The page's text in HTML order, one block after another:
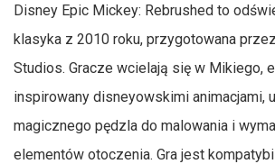
Disney Epic Mickey: Rebrushed to
klasyka z 2010 roku, przygotowana
Studios. Gracze wcielają się w Mikiego,
inspirowany disneyowskimi animacjami,
magicznego pędzla do malowania i
elementów otoczenia. Gra jest